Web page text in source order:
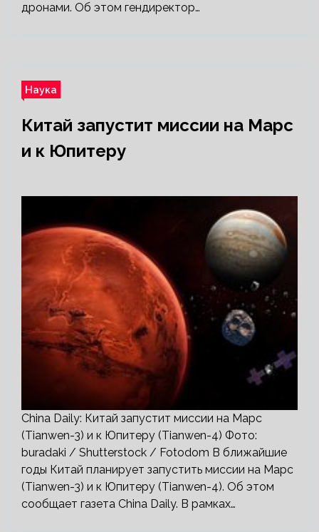
дронами. Об этом гендиректор…
Наука
Китай запустит миссии на Марс
и к Юпитеру
China Daily: Китай запустит миссии на Марс
(Tianwen-3) и к Юпитеру (Tianwen-4) Фото:
buradaki / Shutterstock / Fotodom В ближайшие
годы Китай планирует запустить миссии на Марс
(Tianwen-3) и к Юпитеру (Tianwen-4). Об этом
сообщает газета China Daily. В рамках…